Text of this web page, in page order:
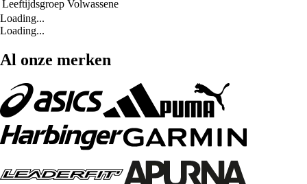
Leeftijdsgroep Volwassene
Loading...
Loading...
Al onze merken